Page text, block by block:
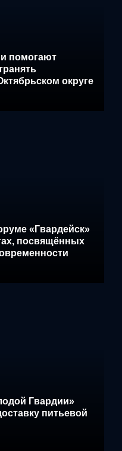
помогают
округе
«Гвардейск»
посвящённых
Гвардии»
питьевой